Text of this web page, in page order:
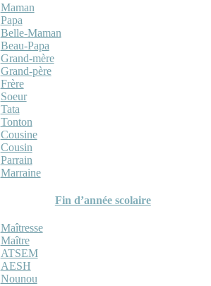
Maman
Papa
Belle-Maman
Beau-Papa
Grand-mère
Grand-père
Frère
Soeur
Tata
Tonton
Cousine
Cousin
Parrain
Marraine
Fin d’année scolaire
Maîtresse
Maître
ATSEM
AESH
Nounou